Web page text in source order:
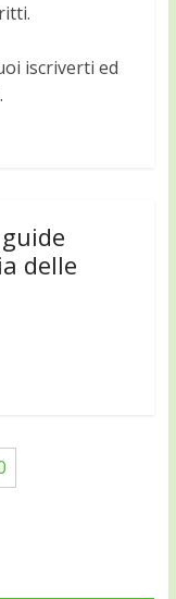
iscriverti ed
delle